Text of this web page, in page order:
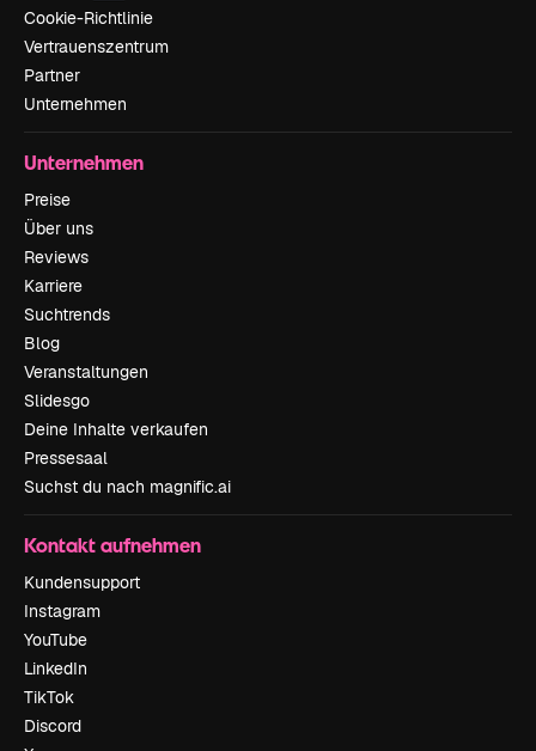
Cookie-Richtlinie
Vertrauenszentrum
Partner
Unternehmen
Unternehmen
Preise
Über uns
Reviews
Karriere
Suchtrends
Blog
Veranstaltungen
Slidesgo
Deine Inhalte verkaufen
Pressesaal
Suchst du nach magnific.ai
Kontakt aufnehmen
Kundensupport
Instagram
YouTube
LinkedIn
TikTok
Discord